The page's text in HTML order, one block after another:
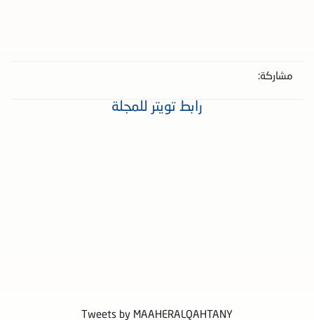
مشاركة:
رابط تويتر للمجلة
Tweets by MAAHERALQAHTANY